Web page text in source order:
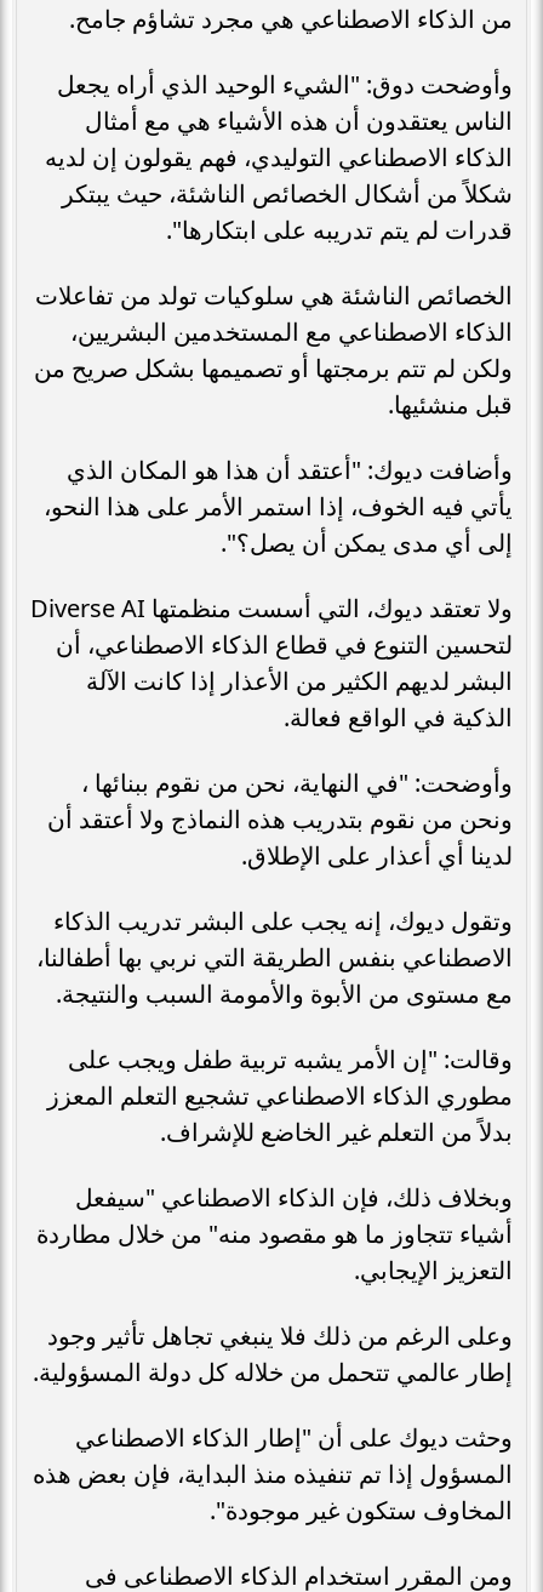
من الذكاء الاصطناعي هي مجرد تشاؤم جامح.
وأوضحت دوق: "الشيء الوحيد الذي أراه يجعل
الناس يعتقدون أن هذه الأشياء هي مع أمثال
الذكاء الاصطناعي التوليدي، فهم يقولون إن لديه
شكلاً من أشكال الخصائص الناشئة، حيث يبتكر
قدرات لم يتم تدريبه على ابتكارها".
الخصائص الناشئة هي سلوكيات تولد من تفاعلات
الذكاء الاصطناعي مع المستخدمين البشريين،
ولكن لم تتم برمجتها أو تصميمها بشكل صريح من
قبل منشئيها.
وأضافت ديوك: "أعتقد أن هذا هو المكان الذي
يأتي فيه الخوف، إذا استمر الأمر على هذا النحو،
إلى أي مدى يمكن أن يصل؟".
ولا تعتقد ديوك، التي أسست منظمتها Diverse AI
لتحسين التنوع في قطاع الذكاء الاصطناعي، أن
البشر لديهم الكثير من الأعذار إذا كانت الآلة
الذكية في الواقع فعالة.
وأوضحت: "في النهاية، نحن من نقوم ببنائها ،
ونحن من نقوم بتدريب هذه النماذج ولا أعتقد أن
لدينا أي أعذار على الإطلاق.
وتقول ديوك، إنه يجب على البشر تدريب الذكاء
الاصطناعي بنفس الطريقة التي نربي بها أطفالنا،
مع مستوى من الأبوة والأمومة السبب والنتيجة.
وقالت: "إن الأمر يشبه تربية طفل ويجب على
مطوري الذكاء الاصطناعي تشجيع التعلم المعزز
بدلاً من التعلم غير الخاضع للإشراف.
وبخلاف ذلك، فإن الذكاء الاصطناعي "سيفعل
أشياء تتجاوز ما هو مقصود منه" من خلال مطاردة
التعزيز الإيجابي.
وعلى الرغم من ذلك فلا ينبغي تجاهل تأثير وجود
إطار عالمي تتحمل من خلاله كل دولة المسؤولية.
وحثت ديوك على أن "إطار الذكاء الاصطناعي
المسؤول إذا تم تنفيذه منذ البداية، فإن بعض هذه
المخاوف ستكون غير موجودة".
ومن المقرر استخدام الذكاء الاصطناعى فى